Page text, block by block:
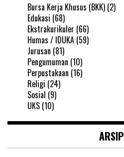
Bursa Kerja Khusus (BKK) (2)
Edukasi (68)
Ekstrakurikuler (66)
Humas / IDUKA (59)
Jurusan (81)
Pengumuman (10)
Perpustakaan (16)
Religi (24)
Sosial (9)
UKS (10)
ARSIP